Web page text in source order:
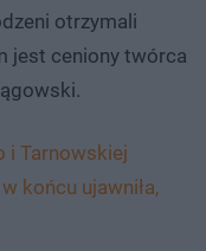
otrzymali
jest ceniony twórca
i Tarnowskiej
końcu ujawniła,